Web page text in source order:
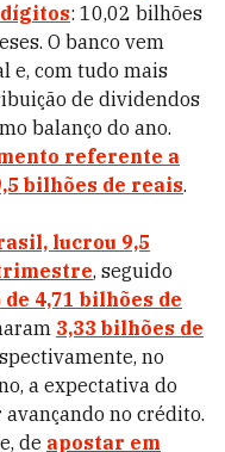
: 10,02 bilhões
O banco vem
e, com tudo mais
de dividendos
balanço do ano.
referente a
bilhões de reais.
lucrou 9,5
, seguido
4,71 bilhões de
3,33 bilhões de
no
a expectativa do
no crédito.
de apostar em